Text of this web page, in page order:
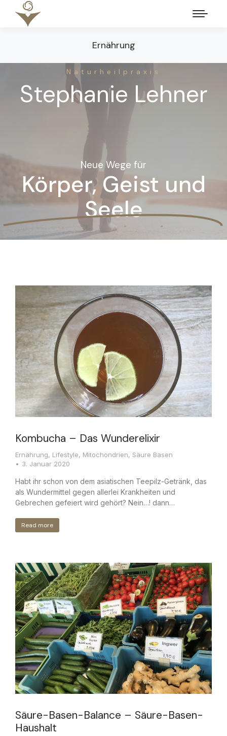
Ernährung
Naturheilpraxis
Stephanie Lehner
Neue Wege für
Körper, Geist und
Seele
Kombucha – Das Wunderelixir
Ernährung, Lifestyle, Mitochondrien, Säure Basen
3. Januar 2020
Habt ihr schon von dem asiatischen Teepilz-Getränk, das
als Wundermittel gegen allerlei Krankheiten und
Gebrechen gefeiert wird gehört? Nein…! dann…
Read more
Säure-Basen-Balance – Säure-Basen-
Haushalt